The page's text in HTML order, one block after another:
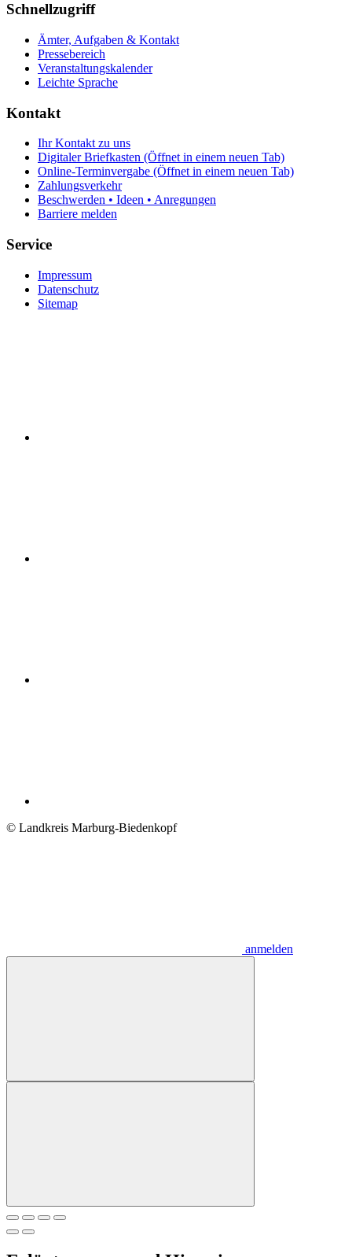
Schnellzugriff
Ämter, Aufgaben & Kontakt
Pressebereich
Veranstaltungskalender
Leichte Sprache
Kontakt
Ihr Kontakt zu uns
Digitaler Briefkasten (Öffnet in einem neuen Tab)
Online-Terminvergabe (Öffnet in einem neuen Tab)
Zahlungsverkehr
Beschwerden • Ideen • Anregungen
Barriere melden
Service
Impressum
Datenschutz
Sitemap
© Landkreis Marburg-Biedenkopf
anmelden